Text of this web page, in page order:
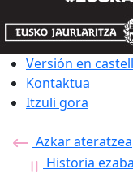
Versión en
Kontaktua
Itzuli gora
Azkar ateratzea
Historia